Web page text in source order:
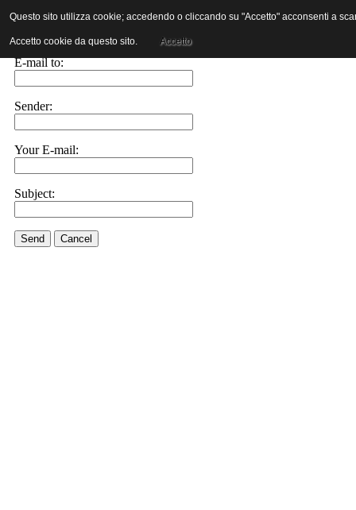
E-mail this link to a friend.
E-mail to:
Sender:
Your E-mail:
Subject:
Send Cancel
Questo sito utilizza cookie; accedendo o cliccando su "Accetto" acconsenti a
Accetto cookie da questo sito. Accetto